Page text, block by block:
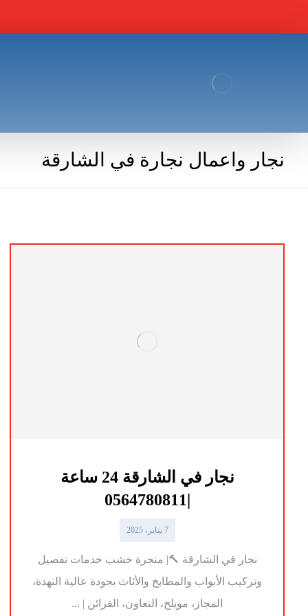
نجار واعمال نجارة في الشارقة
نجار في الشارقة 24 ساعة
|0564780811
7 يناير، 2025
نجار في الشارقة 🔨| منجرة خشب خدمات تفصيل
وتركيب الأبواب والمطابخ والأثاث بجودة عالية النهدة،
المجاز، مويلح، التعاون، القرائن | ...